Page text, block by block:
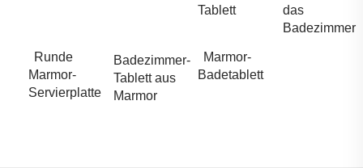
Tablett
das
Badezimmer
Runde
Marmor-
Servierplatte
Badezimmer-
Tablett aus
Marmor
Marmor-
Badetablett